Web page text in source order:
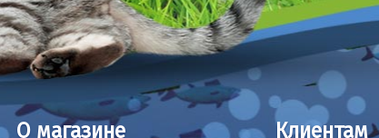
О магазине Клиентам